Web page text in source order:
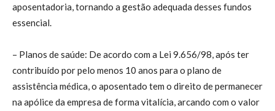
aposentadoria, tornando a gestão adequada desses fundos
essencial.
– Planos de saúde: De acordo com a Lei 9.656/98, após ter
contribuído por pelo menos 10 anos para o plano de
assistência médica, o aposentado tem o direito de permanecer
na apólice da empresa de forma vitalícia, arcando com o valor